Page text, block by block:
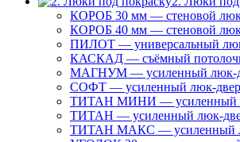
КОРОБ 30 мм — стеновой люк
КОРОБ 40 мм — стеновой люк
ПИЛОТ — универсальный люк
КАСКАД — съёмный
МАГНУМ — усиленный люк-
СОФТ — усиленный люк-
ТИТАН МИНИ — усиленный
ТИТАН — усиленный люк-
ТИТАН МАКС — усиленный